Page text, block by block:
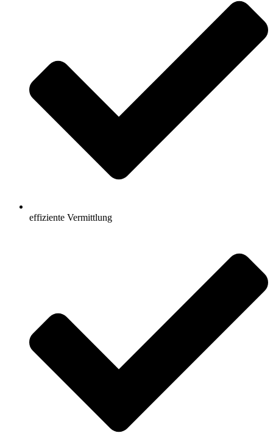
effiziente Vermittlung